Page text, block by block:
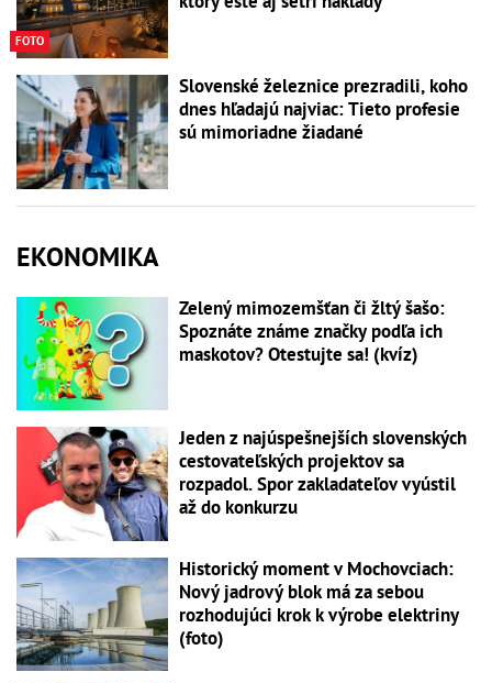
FOTO
Slovenské železnice prezradili, koho
dnes hľadajú najviac: Tieto profesie
sú mimoriadne žiadané
EKONOMIKA
Zelený mimozemšťan či žltý šašo:
Spoznáte známe značky podľa ich
maskotov? Otestujte sa! (kvíz)
Jeden z najúspešnejších slovenských
cestovateľských projektov sa
rozpadol. Spor zakladateľov vyústil
až do konkurzu
Historický moment v Mochovciach:
Nový jadrový blok má za sebou
rozhodujúci krok k výrobe elektriny
(foto)